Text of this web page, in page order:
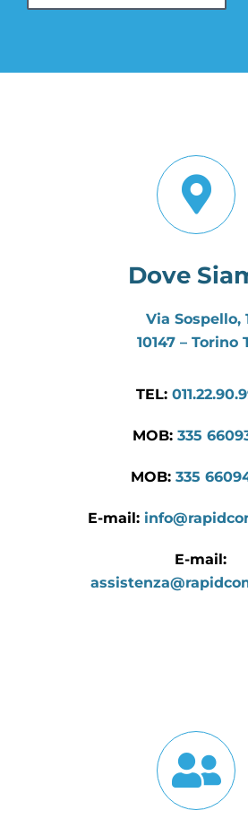
Dove
Via Sospello,
10147 – Torino
TEL:
MOB: 335
MOB: 335
E-mail:
E-mail: